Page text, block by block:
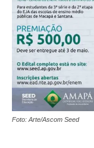
Foto: Arte/Ascom Seed